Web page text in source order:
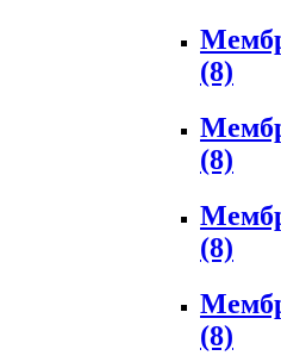
(8)
(8)
(8)
(8)